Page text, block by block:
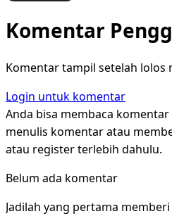
Komentar
Komentar tampil setelah lolos
Login untuk komentar
Anda bisa membaca
menulis komentar atau
atau register terlebih dahulu.
Belum ada komentar
Jadilah yang pertama